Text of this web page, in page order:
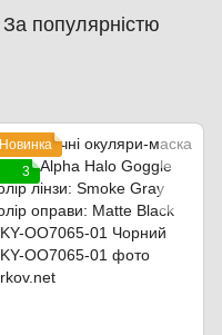
За популярністю
Новинка
3